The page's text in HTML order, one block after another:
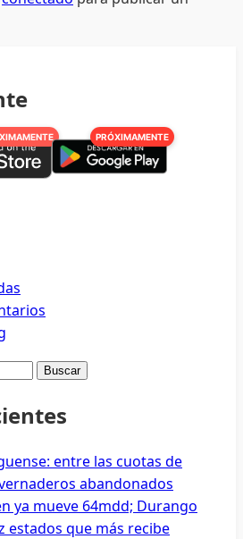
PRÓXIMAMENTE
entre las cuotas de
abandonados
ya mueve 64mdd; Durango
estados que más recibe